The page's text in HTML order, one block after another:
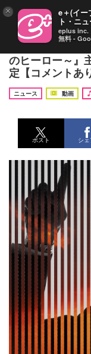
宮本浩次、高
のヒーロー～』
定【コメントあ
ニュース 動画
ポスト シェ
× e＋(イー
ト・ニ
eplus inc.
無料 -